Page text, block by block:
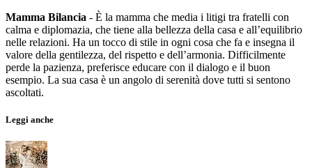
Mamma Bilancia - È la mamma che media i litigi tra fratelli con
calma e diplomazia, che tiene alla bellezza della casa e all’equilibrio
nelle relazioni. Ha un tocco di stile in ogni cosa che fa e insegna il
valore della gentilezza, del rispetto e dell’armonia. Difficilmente
perde la pazienza, preferisce educare con il dialogo e il buon
esempio. La sua casa è un angolo di serenità dove tutti si sentono
ascoltati.
Leggi anche